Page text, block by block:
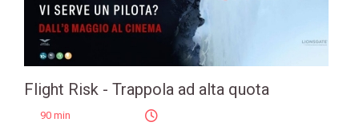
Flight Risk - Trappola ad alta quota
90 min